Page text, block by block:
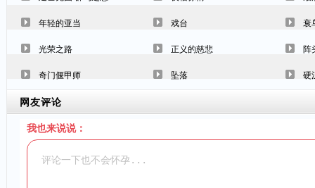
年轻的亚当 戏台 衰
光荣之路 正义的慈悲 阵
奇门偃甲师 坠落 硬
网友评论
我也来说说：